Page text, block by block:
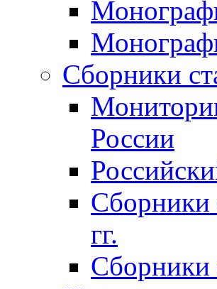
Сборники
России
Сборники
гг.
Сборники